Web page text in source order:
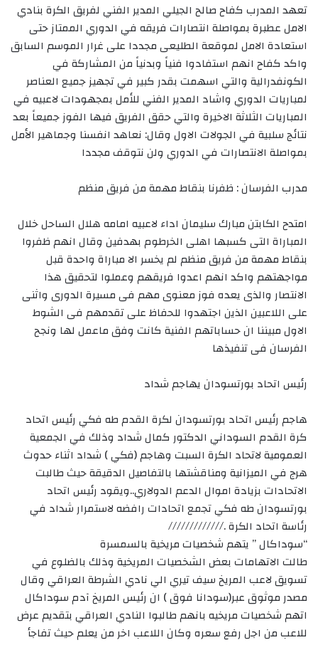
تعهد المدرب كفاح صالح الجيلي المدير الفني لفريق الكرة بنادي
الامل عطبرة بمواصلة انتصارات فريقه في الدوري الممتاز حتى
استعادة الامل لموقعة الطليعى مجددا على غرار الموسم السابق
واكد كفاح انهم استفادوا فنياً وبدنياً من المشاركة في
الكونفدرالية والتي اسهمت بقدر كبير في تجهيز جميع العناصر
لمباريات الدوري واشاد المدير الفني للأمل بمجهودات لاعبيه في
المباريات الثلاثة الاخيرة والتي حقق الفريق فيها الفوز جميعاً بعد
نتائج سلبية في الجولات الاول وقال: نعاهد انفسنا وجماهير الأمل
بمواصلة الانتصارات في الدوري ولن نتوقف مجددا
مدرب الفرسان : ظفرنا بنقاط مهمة من فريق منظم
امتدح الكابتن مبارك سليمان اداء لاعبيه امامه هلال الساحل خلال
المباراة التى كسبها اهلى الخرطوم بهدفين وقال انهم ظفروا
بنقاط مهمة من فريق منظم لم يخسر الا مباراة واحدة قبل
مواجهتهم واكد انهم اعدوا فريقهم وعملوا لتحقيق هذا
الانتصار والذى يعده فوز معنوى مهم فى مسيرة الدورى واثنى
على اللاعبين الذين اجتهدوا للحفاظ على تقدمهم فى الشوط
الاول مبيننا ان حساباتهم الفنية كانت وفق ماعمل لها ونجح
الفرسان فى تنفيذها
رئيس اتحاد بورتسودان يهاجم شداد
هاجم رئيس اتحاد بورتسودان لكرة القدم طه فكي رئيس اتحاد
كرة القدم السوداني الدكتور كمال شداد وذلك في الجمعية
العمومية لاتحاد الكرة السبت وهاجم (فكي ) شداد اثناء حدوث
هرج في الميزانية ومناقشتها بالتفاصيل الدقيقة حيث طالبت
الاتحادات بزيادة اموال الدعم الدولاري..ويقود رئيس اتحاد
بورتسودان طه فكي تجمع اتحادات رافضه لاستمرار شداد في
رئاسة اتحاد الكرة ./////////////
“سوداكال ” يتهم شخصيات مريخية بالسمسرة
طالت الاتهامات بعض الشخصيات المريخية وذلك بالضلوع في
تسويق لاعب المريخ سيف تيري الي نادي الشرطة العراقي وقال
مصدر موثوق عبر(سودانا فوق ) ان رئيس المريخ آدم سوداكال
اتهم شخصيات مريخيه بانهم طالبوا النادي العراقي بتقديم عرض
للاعب من اجل رفع سعره وكان اللاعب اخر من يعلم حيث تفاجأ